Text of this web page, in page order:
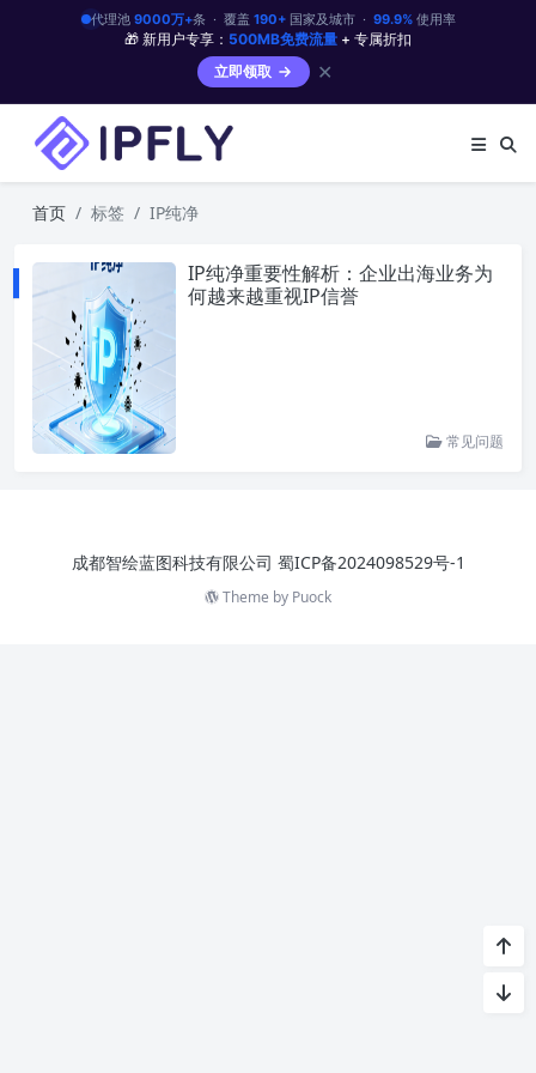
代理池 9000万+条 · 覆盖 190+国家及城市 · 99.9%使用率
🎁 新用户专享： 500MB免费流量 + 专属折扣
立即领取
✕
首页 标签 IP纯净
IP纯净重要性解析：企业出海业务为
何越来越重视IP信誉
常见问题
成都智绘蓝图科技有限公司 蜀ICP备2024098529号-1
Theme by Puock